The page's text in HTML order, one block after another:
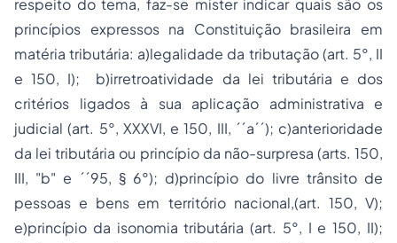
respeito do tema, faz-se mister indicar quais são os
princípios expressos na Constituição brasileira em
matéria tributária: a)legalidade da tributação (art. 5°, II
e 150, I); b)irretroatividade da lei tributária e dos
critérios ligados à sua aplicação administrativa e
judicial (art. 5°, XXXVI, e 150, III, ´´a´´); c)anterioridade
da lei tributária ou princípio da não-surpresa (arts. 150,
III, "b" e ´´95, § 6°); d)princípio do livre trânsito de
pessoas e bens em território nacional,(art. 150, V);
e)princípio da isonomia tributária (art. 5°, I e 150, II);